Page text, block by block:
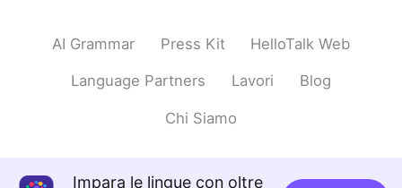
AI Grammar Press Kit HelloTalk Web
Language Partners Lavori Blog
Chi Siamo
Impara le lingue con oltre